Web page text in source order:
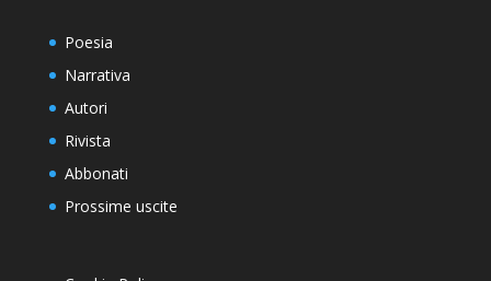
Poesia
Narrativa
Autori
Rivista
Abbonati
Prossime uscite